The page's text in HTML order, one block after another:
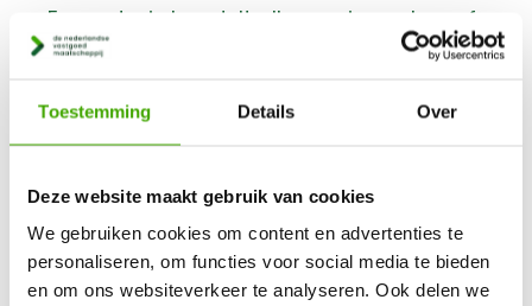
Toestemming Details Over
Deze website maakt gebruik van cookies
We gebruiken cookies om content en advertenties te
personaliseren, om functies voor social media te bieden
en om ons websiteverkeer te analyseren. Ook delen we
Een notaris handelt alle overige zaken af.
Je huis binnen 1 week
verkopen voor een
goede prijs
Laat je je huis opkopen door de Nederlandse
Vastgoed Maatschappij? Dan kun je je huis